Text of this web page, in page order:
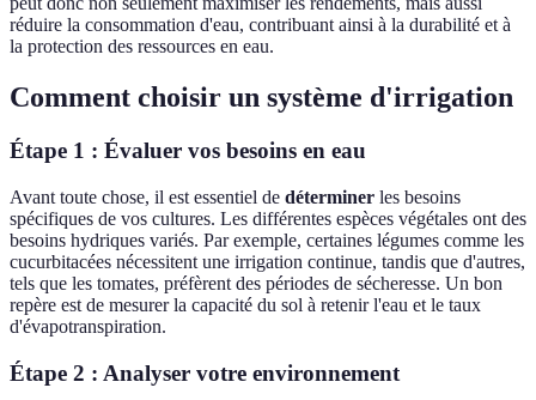
réduire la consommation d'eau, contribuant ainsi à la durabilité et à
la protection des ressources en eau.
Comment choisir un système d'irrigation
Étape 1 : Évaluer vos besoins en eau
Avant toute chose, il est essentiel de déterminer les besoins
spécifiques de vos cultures. Les différentes espèces végétales ont des
besoins hydriques variés. Par exemple, certaines légumes comme les
cucurbitacées nécessitent une irrigation continue, tandis que d'autres,
tels que les tomates, préfèrent des périodes de sécheresse. Un bon
repère est de mesurer la capacité du sol à retenir l'eau et le taux
d'évapotranspiration.
Étape 2 : Analyser votre environnement